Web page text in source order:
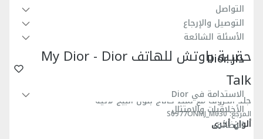
حقيبة باوتش للهاتف My Dior - Dior
Talk
جلد الخروف مع نمط كاناج بلون البيج لاتيه
المرجع:
S0977ONMJ_M030
ألوان أخرى
التواصل
التوصيل والإرجاع
الأسئلة الشائعة
دار Dior
الاستدامة في Dior
الأخلاقيات والامتثال
الوظائف